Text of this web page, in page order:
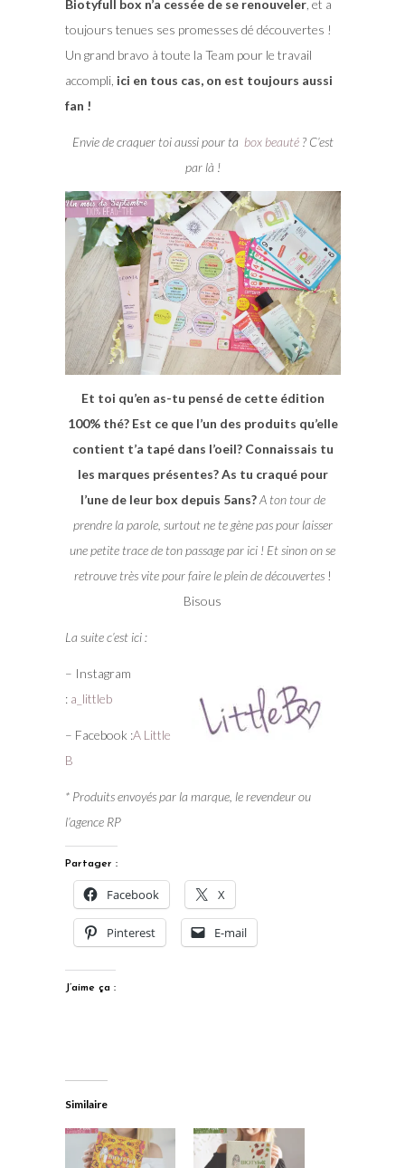
Biotyfull box n’a cessée de se renouveler, et a
toujours tenues ses promesses dé découvertes !
Un grand bravo à toute la Team pour le travail
accompli, ici en tous cas, on est toujours aussi
fan !
Envie de craquer toi aussi pour ta box beauté? C’est
par là !
Et toi qu’en as-tu pensé de cette édition
100% thé? Est ce que l’un des produits qu’elle
contient t’a tapé dans l’oeil? Connaissais tu
les marques présentes? As tu craqué pour
l’une de leur box depuis 5ans?A ton tour de
prendre la parole, surtout ne te gène pas pour laisser
une petite trace de ton passage par ici ! Et sinon on se
retrouve très vite pour faire le plein de découvertes!
Bisous
La suite c’est ici :
– Instagram
: a_littleb
– Facebook :A Little
B
* Produits envoyés par la marque, le revendeur ou
l’agence RP
Partager :
Facebook X
Pinterest E-mail
J’aime ça :
Similaire